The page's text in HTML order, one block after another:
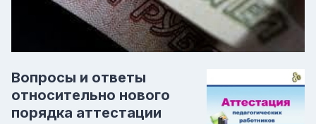
Вопросы и ответы
относительно нового
порядка аттестации